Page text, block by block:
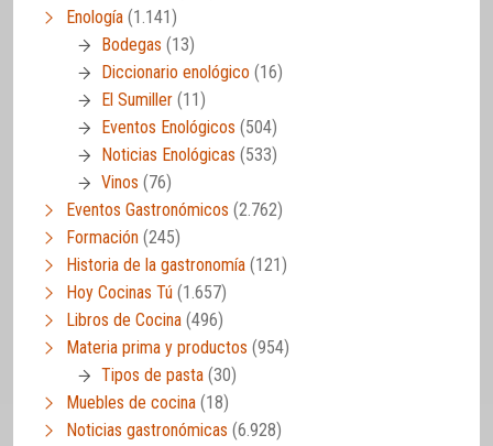
Enología (1.141)
Bodegas (13)
Diccionario enológico (16)
El Sumiller (11)
Eventos Enológicos (504)
Noticias Enológicas (533)
Vinos (76)
Eventos Gastronómicos (2.762)
Formación (245)
Historia de la gastronomía (121)
Hoy Cocinas Tú (1.657)
Libros de Cocina (496)
Materia prima y productos (954)
Tipos de pasta (30)
Muebles de cocina (18)
Noticias gastronómicas (6.928)